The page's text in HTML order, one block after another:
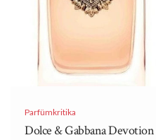
Parfümkritika
Dolce & Gabbana